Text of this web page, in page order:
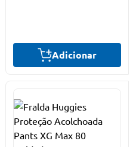
Adicionar